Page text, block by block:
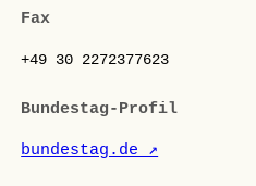
Fax
+49 30 2272377623
Bundestag-Profil
bundestag.de ↗